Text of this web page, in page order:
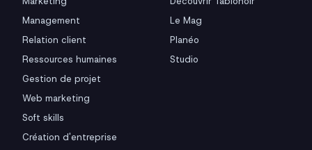
Management
Relation client
Ressources humaines
Gestion de projet
Web marketing
Soft skills
Création d'entreprise
Le Mag
Planéo
Studio